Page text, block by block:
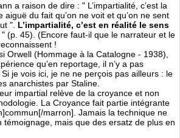
a raison de dire : " L’impartialité, c’est la
aiguë du fait qu’on ne voit et qu’on ne sent
". L’impartialité, c’est en réalité le sens
" (p. 45). (Encore faut-il que le narrateur et le
!
Orwell (Hommage à la Catalogne - 1938),
qu’en reportage, il n’y a pas
Si je vois ici, je ne ne perçois pas ailleurs : le
anarchistes par Staline.
impartial relève de la croyance et non
La Croyance fait partie intégrante
marron]. Jamais la technique ne
témoignage, mais que des ersatz de plus en